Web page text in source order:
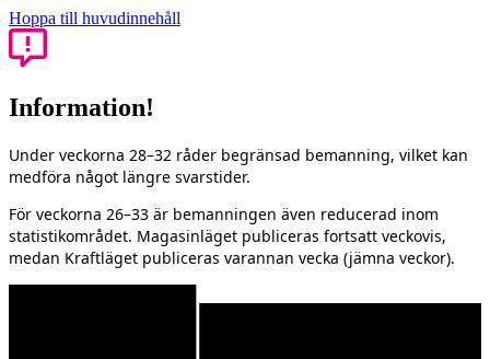
Hoppa till huvudinnehåll
Information!
Under veckorna 28–32 råder begränsad bemanning, vilket kan
medföra något längre svarstider.
För veckorna 26–33 är bemanningen även reducerad inom
statistikområdet. Magasinläget publiceras fortsatt veckovis,
medan Kraftläget publiceras varannan vecka (jämna veckor).